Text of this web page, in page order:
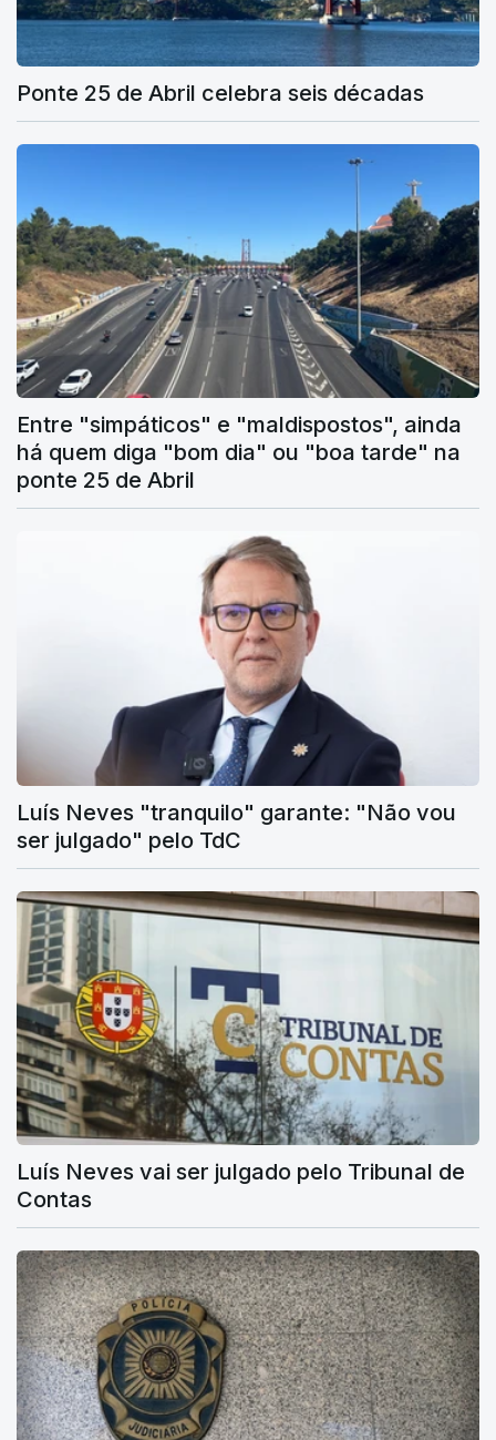
Ponte 25 de Abril celebra seis décadas
Entre "simpáticos" e "maldispostos", ainda
há quem diga "bom dia" ou "boa tarde" na
ponte 25 de Abril
Luís Neves "tranquilo" garante: "Não vou
ser julgado" pelo TdC
Luís Neves vai ser julgado pelo Tribunal de
Contas